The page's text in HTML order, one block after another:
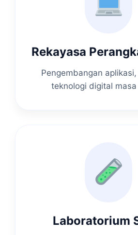
Rekayasa
Pengembangan
teknologi digital
Laboratorium